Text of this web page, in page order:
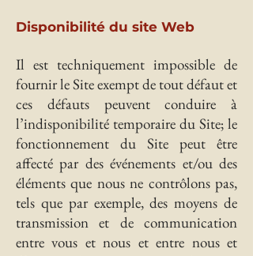
Disponibilité du site Web
Il est techniquement impossible de
fournir le Site exempt de tout défaut et
ces défauts peuvent conduire à
l’indisponibilité temporaire du Site; le
fonctionnement du Site peut être
affecté par des événements et/ou des
éléments que nous ne contrôlons pas,
tels que par exemple, des moyens de
transmission et de communication
entre vous et nous et entre nous et